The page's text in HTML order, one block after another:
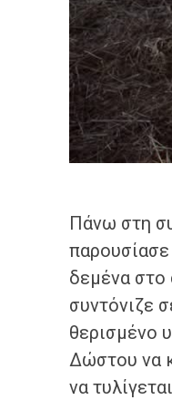
Πάνω στη
δεμένα στο
συντόνιζε
θερισμένο
Δώστου να
να